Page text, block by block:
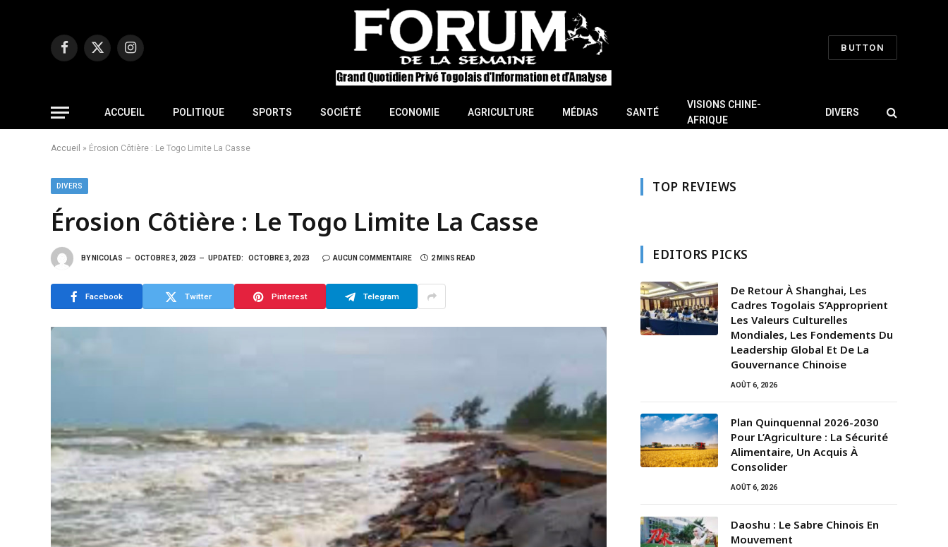
Facebook
X
Instagram
BUTTON
ACCUEIL POLITIQUE SPORTS SOCIÉTÉ ECONOMIE AGRICULTURE MÉDIAS SANTÉ
VISIONS CHINE-
AFRIQUE
DIVERS
Accueil » Érosion Côtière : Le Togo Limite La Casse
DIVERS
Érosion Côtière : Le Togo Limite La Casse
BY NICOLAS OCTOBRE 3, 2023 UPDATED: OCTOBRE 3, 2023 AUCUN COMMENTAIRE 2 MINS READ
Facebook Twitter Pinterest Telegram
TOP REVIEWS
EDITORS PICKS
De Retour À Shanghai, Les
Cadres Togolais S’Approprient
Les Valeurs Culturelles
Mondiales, Les Fondements Du
Leadership Global Et De La
Gouvernance Chinoise
AOÛT 6, 2026
Plan Quinquennal 2026-2030
Pour L’Agriculture : La Sécurité
Alimentaire, Un Acquis À
Consolider
AOÛT 6, 2026
Daoshu : Le Sabre Chinois En
Mouvement